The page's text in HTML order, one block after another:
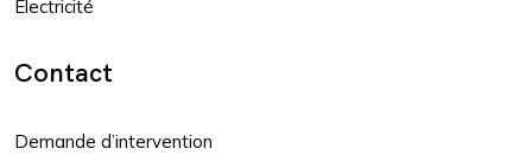
Électricité
Contact
Demande d’intervention